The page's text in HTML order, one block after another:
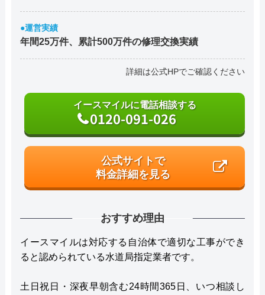
●運営実績
年間25万件、累計500万件の修理交換実績
詳細は公式HPでご確認ください
イースマイルに電話相談する
0120-091-026
公式サイトで
料金詳細を見る
おすすめ理由
イースマイルは対応する自治体で適切な工事ができ
ると認められている水道局指定業者です。
土日祝日・深夜早朝含む24時間365日、いつ相談し